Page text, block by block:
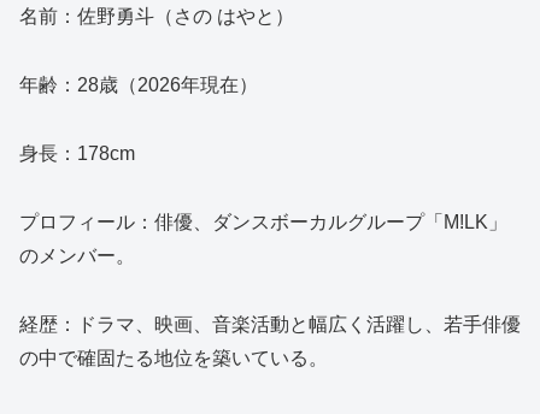
名前：佐野勇斗（さの はやと）
年齢：28歳（2026年現在）
身長：178cm
プロフィール：俳優、ダンスボーカルグループ「M!LK」
のメンバー。
経歴：ドラマ、映画、音楽活動と幅広く活躍し、若手俳優
の中で確固たる地位を築いている。